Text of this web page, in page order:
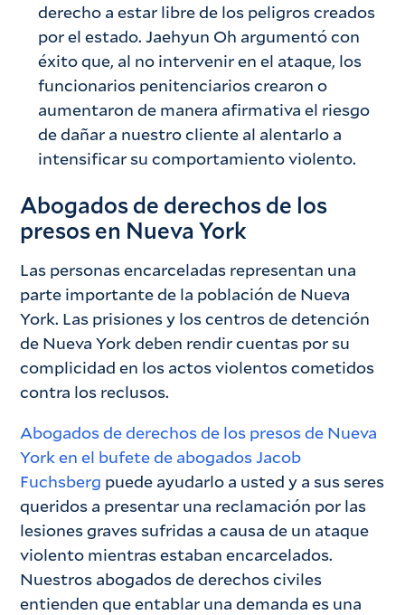
derecho a estar libre de los peligros creados
por el estado. Jaehyun Oh argumentó con
éxito que, al no intervenir en el ataque, los
funcionarios penitenciarios crearon o
aumentaron de manera afirmativa el riesgo
de dañar a nuestro cliente al alentarlo a
intensificar su comportamiento violento.
Abogados de derechos de los
presos en Nueva York
Las personas encarceladas representan una
parte importante de la población de Nueva
York. Las prisiones y los centros de detención
de Nueva York deben rendir cuentas por su
complicidad en los actos violentos cometidos
contra los reclusos.
Abogados de derechos de los presos de Nueva
York en el bufete de abogados Jacob
Fuchsberg puede ayudarlo a usted y a sus seres
queridos a presentar una reclamación por las
lesiones graves sufridas a causa de un ataque
violento mientras estaban encarcelados.
Nuestros abogados de derechos civiles
entienden que entablar una demanda es una